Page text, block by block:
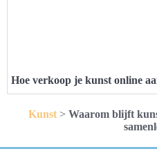
Hoe verkoop je kunst online
Kunst > Waarom blijft